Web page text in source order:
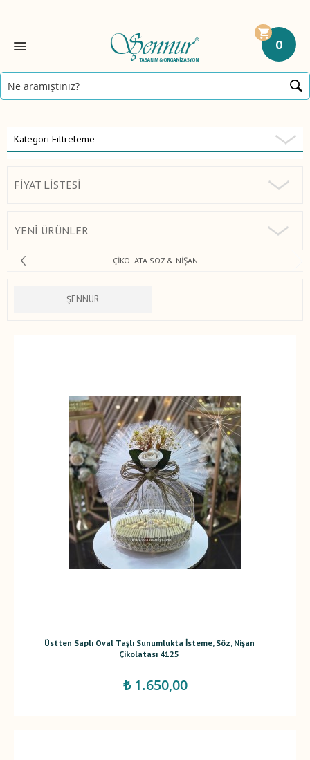
0
Kategori Filtreleme
FIYAT LISTESI
YENI ÜRÜNLER
ÇIKOLATA SÖZ & NIŞAN
ŞENNUR
Üstten Saplı Oval Taşlı Sunumlukta İsteme, Söz, Nişan
Çikolatası 4125
₺ 1.650,00